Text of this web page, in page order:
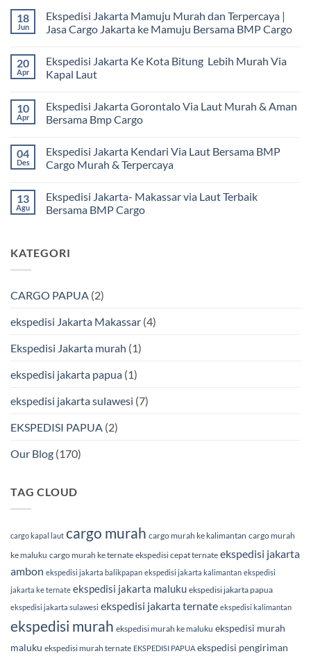
18
Jun
Ekspedisi Jakarta Mamuju Murah dan Terpercaya |
Jasa Cargo Jakarta ke Mamuju Bersama BMP Cargo
komentar
pada
Ekspedisi
Murah
dan
Terpercaya
Cargo
Jakarta
ke
BMP
Cargo
20
Apr
Ekspedisi Jakarta Ke Kota Bitung Lebih Murah Via
Kapal Laut
komentar
pada
Ekspedisi
Kota
Bitung
Lebih
Kapal
Laut
10
Apr
Ekspedisi Jakarta Gorontalo Via Laut Murah & Aman
Bersama Bmp Cargo
komentar
pada
Ekspedisi
Via
Laut
Murah
Bmp
Cargo
04
Des
Ekspedisi Jakarta Kendari Via Laut Bersama BMP
Cargo Murah & Terpercaya
komentar
pada
Ekspedisi
Laut
Bersama
&
13
Agu
Ekspedisi Jakarta- Makassar via Laut Terbaik
Bersama BMP Cargo
pada
Ekspedisi
Laut
BMP
KATEGORI
CARGO PAPUA (2)
ekspedisi Jakarta Makassar (4)
Ekspedisi Jakarta murah (1)
ekspedisi jakarta papua (1)
ekspedisi jakarta sulawesi (7)
EKSPEDISI PAPUA (2)
Our Blog (170)
TAG CLOUD
cargo kapal laut cargo murah cargo murah ke kalimantan cargo murah
ke maluku cargo murah ke ternate ekspedisi cepat ternate ekspedisi jakarta
ambon ekspedisi jakarta balikpapan ekspedisi jakarta kalimantan ekspedisi
jakarta ke ternate ekspedisi jakarta maluku ekspedisi jakarta papua
ekspedisi jakarta sulawesi ekspedisi jakarta ternate ekspedisi kalimantan
ekspedisi murah ekspedisi murah ke maluku ekspedisi murah
maluku ekspedisi murah ternate EKSPEDISI PAPUA ekspedisi pengiriman